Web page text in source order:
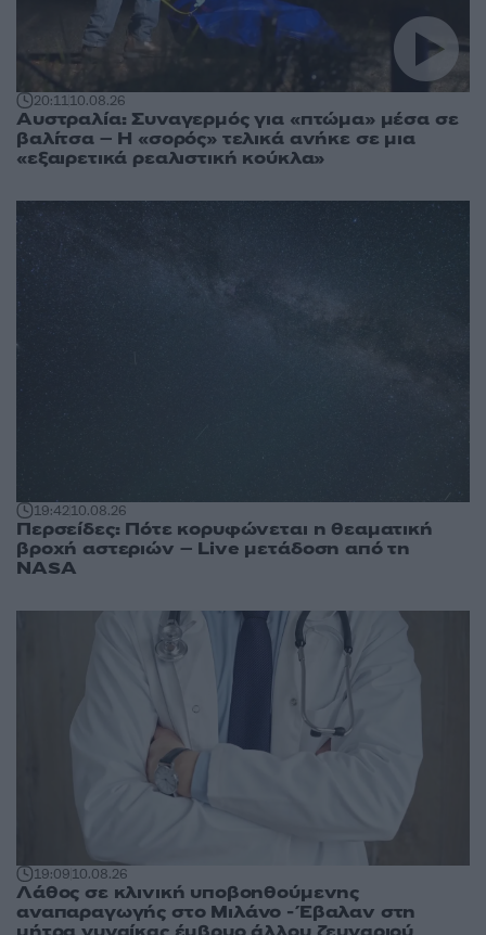
20:1110.08.26
Αυστραλία: Συναγερμός για «πτώμα» μέσα σε
βαλίτσα – Η «σορός» τελικά ανήκε σε μια
«εξαιρετικά ρεαλιστική κούκλα»
19:4210.08.26
Περσείδες: Πότε κορυφώνεται η θεαματική
βροχή αστεριών – Live μετάδοση από τη
NASA
19:0910.08.26
Λάθος σε κλινική υποβοηθούμενης
αναπαραγωγής στο Μιλάνο - Έβαλαν στη